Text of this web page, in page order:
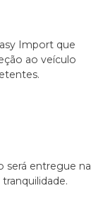
Import que
ao veículo
será entregue na